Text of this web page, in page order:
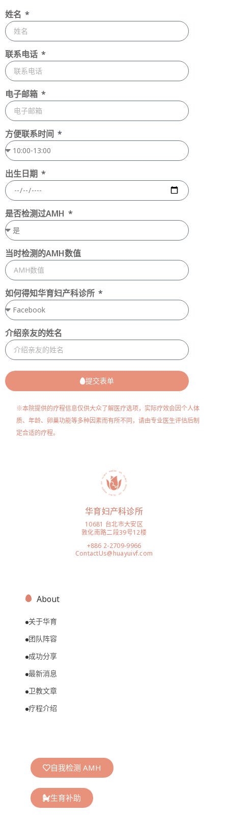
姓名
联系电话
电子邮箱
方便联系时间
出生日期
是否检测过AMH
当时检测的AMH数值
如何得知华育妇产科诊所
介绍亲友的姓名
提交表单
※本院提供的疗程信息仅供大众了解医疗选项，实际疗效会因个人体
质、年龄、卵巢功能等多种因素而有所不同，请由专业医生评估后制
定合适的疗程。
华育妇产科诊所
10681 台北市大安区
敦化南路二段39号12楼
+886 2-2709-9966
ContactUs@huayuivf.com
About
关于华育
团队阵容
成功分享
最新消息
卫教文章
疗程介绍
自我检测 AMH
生育补助